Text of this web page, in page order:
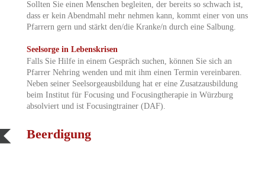
Sollten Sie einen Menschen begleiten, der bereits so schwach ist,
dass er kein Abendmahl mehr nehmen kann, kommt einer von uns
Pfarrern gern und stärkt den/die Kranke/n durch eine Salbung.
Seelsorge in Lebenskrisen
Falls Sie Hilfe in einem Gespräch suchen, können Sie sich an
Pfarrer Nehring wenden und mit ihm einen Termin vereinbaren.
Neben seiner Seelsorgeausbildung hat er eine Zusatzausbildung
beim Institut für Focusing und Focusingtherapie in Würzburg
absolviert und ist Focusingtrainer (DAF).
Beerdigung